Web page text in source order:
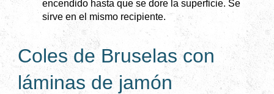
encendido hasta que se dore la superficie. Se
sirve en el mismo recipiente.
Coles de Bruselas con
láminas de jamón